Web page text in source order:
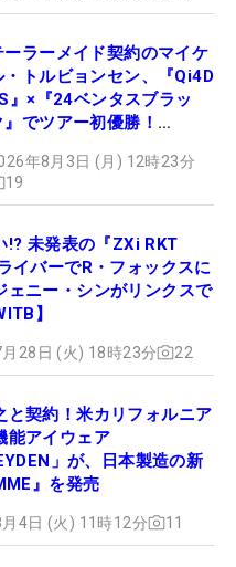
ーラーメイド契約のマイケ
・トルビョンセン、『Qi4D
』×『24ベンタスブラッ
』でツアー初優勝！
年8月3日 (月) 12時23分
19
!? 未発表の『ZXi RKT
イバーでR・フォックスに
ェニー・シンがリンクスで
】
28日 (火) 18時23分 22
と契約！米カリフォルニア
能アイウェア
」が、日本製造の新
』を発売
4日 (火) 11時12分 11